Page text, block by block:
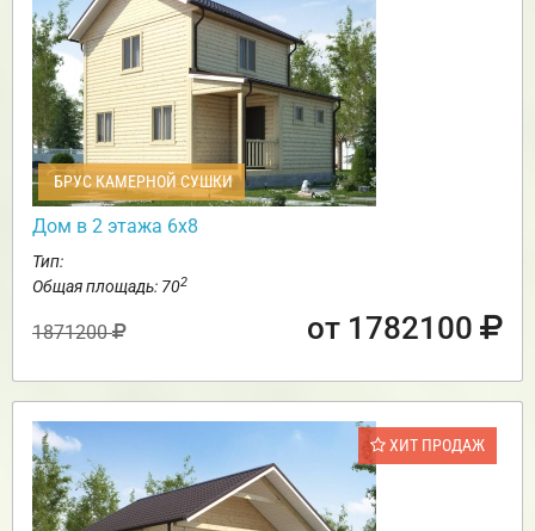
БРУС КАМЕРНОЙ СУШКИ
Дом в 2 этажа 6х8
Тип:
Общая площадь: 702
1871200 от 1782100
ХИТ ПРОДАЖ